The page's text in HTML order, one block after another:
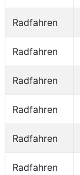
Radfahren
Radfahren
Radfahren
Radfahren
Radfahren
Radfahren